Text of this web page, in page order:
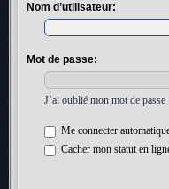
Nom d’utilisateur:
Mot de passe:
J’ai oublié mon mot de passe
Me connecter
Cacher mon statut en